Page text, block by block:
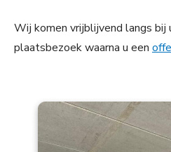
Wij komen vrijblijvend langs bij
plaatsbezoek waarna u een